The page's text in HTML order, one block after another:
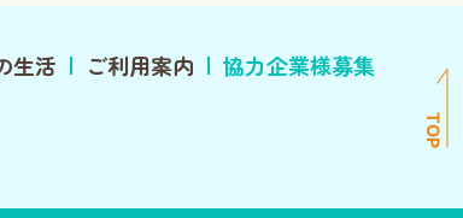
生活 ご利用案内 協力企業様募集
TOP